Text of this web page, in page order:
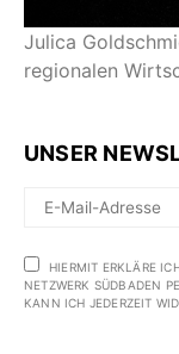
Julica
regionalen
UNSER
HIERMIT ERKLÄRE
NETZWERK SÜDBADEN
KANN ICH JEDERZEIT